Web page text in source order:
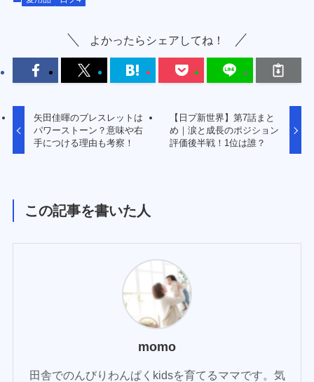
よかったらシェアしてね！
矢田佳暉のブレスレットは
パワーストーン？意味や右
手につける理由も考察！
【日プ新世界】第7話まと
め｜涙と成長のポジション
評価後半戦！1位は誰？
この記事を書いた人
momo
田舎でのんびりわんぱくkidsを育てるママです。気